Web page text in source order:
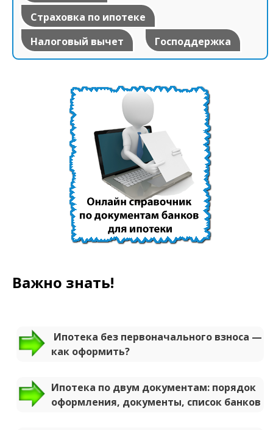
Страховка по ипотеке
Налоговый вычет
Господдержка
Важно знать!
Ипотека без первоначального взноса —
как оформить?
Ипотека по двум документам: порядок
оформления, документы, список банков